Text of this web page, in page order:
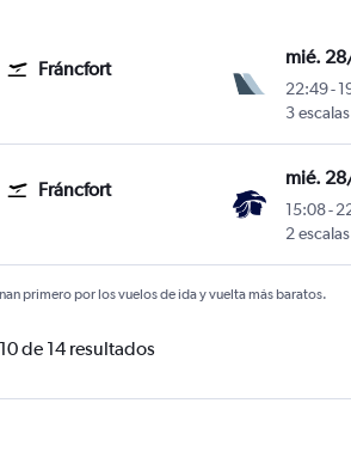
Fráncfort
Internacional de El Salvador
mié.
22:49-
3 escalas
Fráncfort
Internacional de El Salvador
mié.
15:08-
2 escalas
primero por los vuelos de ida y vuelta más baratos.
de 14 resultados